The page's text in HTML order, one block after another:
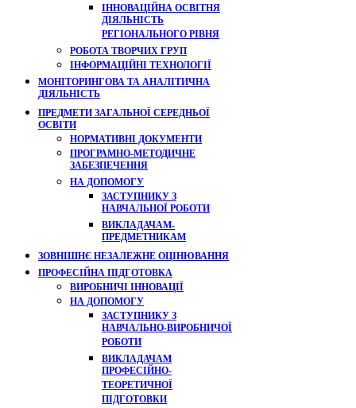
ІННОВАЦІЙНА ОСВІТНЯ
ДІЯЛЬНІСТЬ
РЕГІОНАЛЬНОГО РІВНЯ
РОБОТА ТВОРЧИХ ГРУП
ІНФОРМАЦІЙНІ ТЕХНОЛОГІЇ
МОНІТОРИНГОВА ТА АНАЛІТИЧНА
ДІЯЛЬНІСТЬ
ПРЕДМЕТИ ЗАГАЛЬНОЇ СЕРЕДНЬОЇ
ОСВІТИ
НОРМАТИВНІ ДОКУМЕНТИ
ПРОГРАМНО-МЕТОДИЧНЕ
ЗАБЕЗПЕЧЕННЯ
НА ДОПОМОГУ
ЗАСТУПНИКУ З
НАВЧАЛЬНОЇ РОБОТИ
ВИКЛАДАЧАМ-
ПРЕДМЕТНИКАМ
ЗОВНІШНЄ НЕЗАЛЕЖНЕ ОЦІНЮВАННЯ
ПРОФЕСІЙНА ПІДГОТОВКА
ВИРОБНИЧІ ІННОВАЦІЇ
НА ДОПОМОГУ
ЗАСТУПНИКУ З
НАВЧАЛЬНО-ВИРОБНИЧОЇ
РОБОТИ
ВИКЛАДАЧАМ
ПРОФЕСІЙНО-
ТЕОРЕТИЧНОЇ
ПІДГОТОВКИ